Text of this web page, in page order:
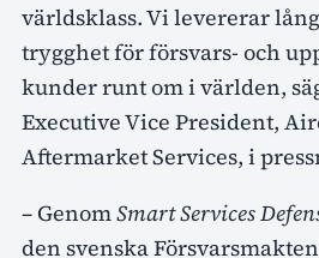
världsklass. Vi levererar
trygghet för försvars- och
kunder runt om i världen,
Executive Vice President,
Aftermarket Services, i
– GenomSmart Services
den svenska